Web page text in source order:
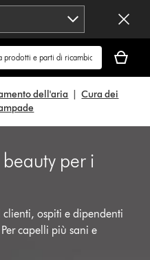
carrello
è
vuoto
dell'aria |Cura dei
per i
ospiti e dipendenti
capelli più sani e